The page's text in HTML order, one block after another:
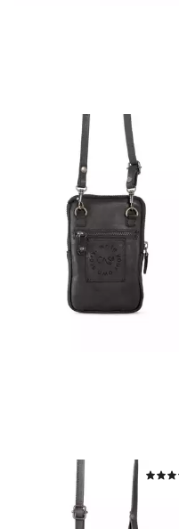
Handytasche Cas8 Handytasche
LOLA - Tasche zum Umhängen,